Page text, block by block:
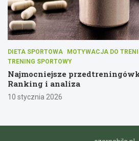
DIETA SPORTOWA MOTYWACJA DO
TRENING SPORTOWY
Najmocniejsze
Ranking i analiza
10 stycznia 2026